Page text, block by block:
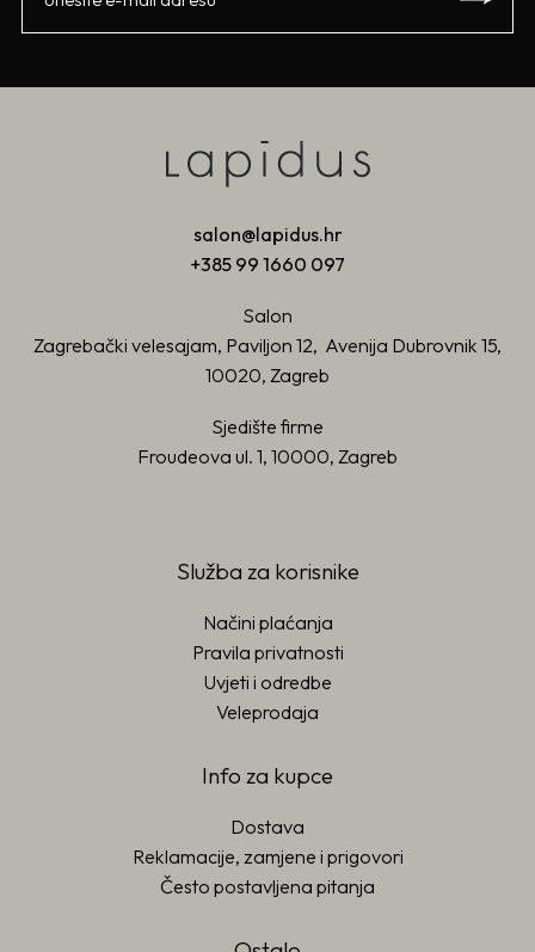
salon@lapidus.hr
+385 99 1660 097
Salon
Zagrebački velesajam, Paviljon 12, Avenija Dubrovnik 15,
10020, Zagreb
Sjedište firme
Froudeova ul. 1, 10000, Zagreb
Služba za korisnike
Načini plaćanja
Pravila privatnosti
Uvjeti i odredbe
Veleprodaja
Info za kupce
Dostava
Reklamacije, zamjene i prigovori
Često postavljena pitanja